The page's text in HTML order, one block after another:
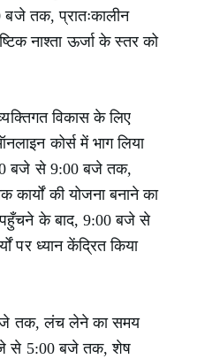
तक, प्रातःकालीन
नाश्ता ऊर्जा के स्तर को
विकास के लिए
कोर्स में भाग लिया
बजे से 9:00 बजे तक,
की योजना बनाने का
पहुँचने के बाद, 9:00 बजे से
पर ध्यान केंद्रित किया
तक, लंच लेने का समय
से 5:00 बजे तक, शेष